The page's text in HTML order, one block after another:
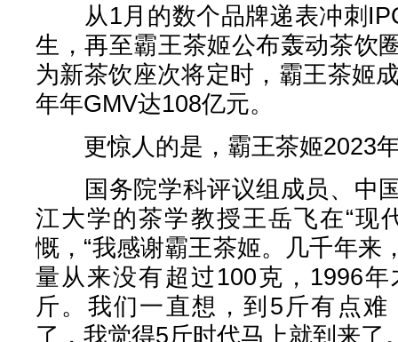
从1月的数个品牌递表冲刺
生，再至霸王茶姬公布轰动茶饮
为新茶饮座次将定时，霸王茶
年年GMV达108亿元。
更惊人的是，霸王茶姬2023年
国务院学科评议组成员、中
江大学的茶学教授王岳飞在“现
慨，“我感谢霸王茶姬。几千年来
量从来没有超过100克，1996
斤。我们一直想，到5斤有点
了，我觉得5斤时代马上就到来了